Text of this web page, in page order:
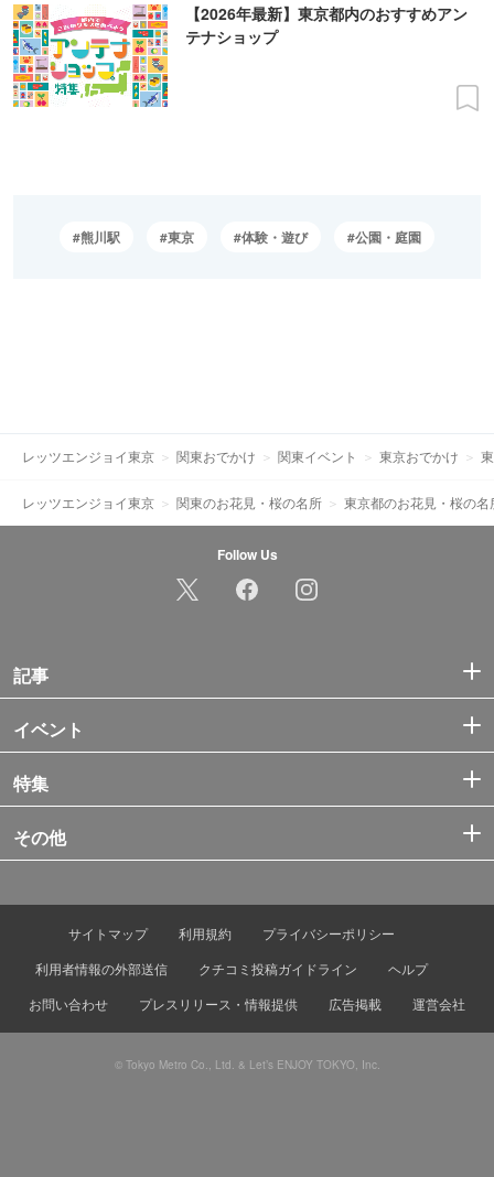
【2026年最新】東京都内のおすすめアン
テナショップ
熊川駅 東京 体験・遊び 公園・庭園
レッツエンジョイ東京 関東おでかけ 関東イベント 東京おでかけ
レッツエンジョイ東京 関東のお花見・桜の名所 東京都のお花見・桜の名
Follow Us
記事
イベント
特集
その他
サイトマップ 利用規約
プライバシーポリシー
利用者情報の外部送信
クチコミ投稿ガイドライン
ヘルプ
お問い合わせ
プレスリリース・情報提供 広告掲載 運営会社
© Tokyo Metro Co., Ltd. & Let’s ENJOY TOKYO, Inc.